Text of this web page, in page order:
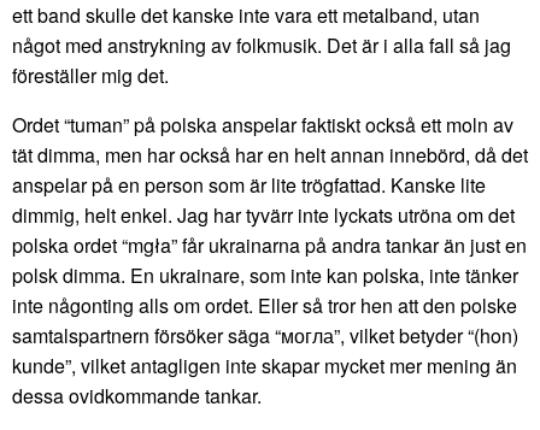
ett band skulle det kanske inte vara ett metalband, utan
något med anstrykning av folkmusik. Det är i alla fall så jag
föreställer mig det.
Ordet “tuman” på polska anspelar faktiskt också ett moln av
tät dimma, men har också har en helt annan innebörd, då det
anspelar på en person som är lite trögfattad. Kanske lite
dimmig, helt enkel. Jag har tyvärr inte lyckats utröna om det
polska ordet “mgła” får ukrainarna på andra tankar än just en
polsk dimma. En ukrainare, som inte kan polska, inte tänker
inte någonting alls om ordet. Eller så tror hen att den polske
samtalspartnern försöker säga “могла”, vilket betyder “(hon)
kunde”, vilket antagligen inte skapar mycket mer mening än
dessa ovidkommande tankar.